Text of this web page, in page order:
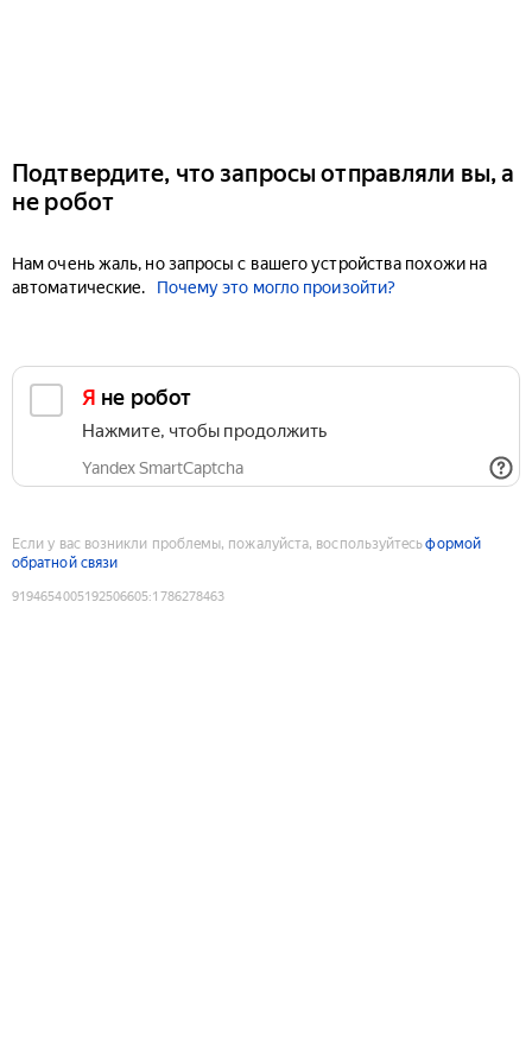
Подтвердите, что запросы отправляли вы, а
не робот
Нам очень жаль, но запросы с вашего устройства похожи на
автоматические.
Почему это могло произойти?
Я не робот
Нажмите, чтобы продолжить
Yandex SmartCaptcha
Если у вас возникли проблемы, пожалуйста, воспользуйтесьформой
обратной связи
9194654005192506605:1786278463